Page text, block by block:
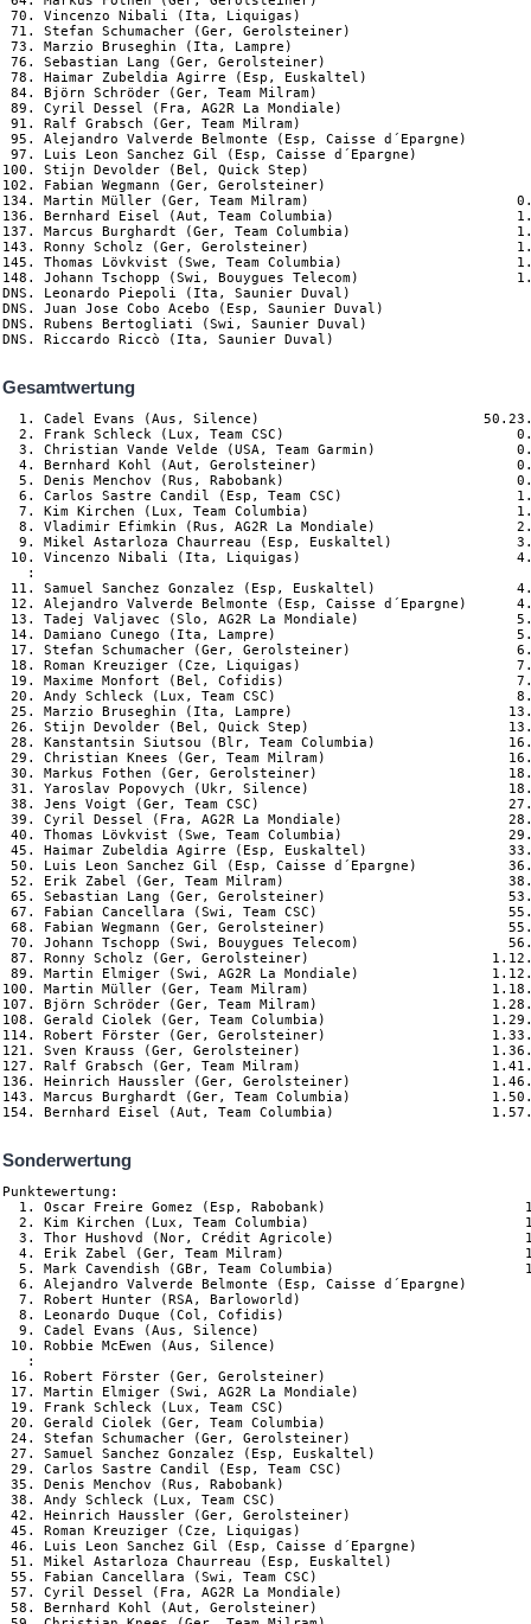
70. Vincenzo Nibali (Ita, Liquigas)
71. Stefan Schumacher (Ger, Gerolsteiner)
73. Marzio Bruseghin (Ita, Lampre)
76. Sebastian Lang (Ger, Gerolsteiner)
78. Haimar Zubeldia Agirre (Esp, Euskaltel)
84. Björn Schröder (Ger, Team Milram)
89. Cyril Dessel (Fra, AG2R La Mondiale)
91. Ralf Grabsch (Ger, Team Milram)
95. Alejandro Valverde Belmonte (Esp, Caisse d´Epargne)
97. Luis Leon Sanchez Gil (Esp, Caisse d´Epargne)
100. Stijn Devolder (Bel, Quick Step)
102. Fabian Wegmann (Ger, Gerolsteiner)
134. Martin Müller (Ger, Team Milram)
136. Bernhard Eisel (Aut, Team Columbia)
137. Marcus Burghardt (Ger, Team Columbia)
143. Ronny Scholz (Ger, Gerolsteiner)
145. Thomas Lövkvist (Swe, Team Columbia)
148. Johann Tschopp (Swi, Bouygues Telecom)
DNS. Leonardo Piepoli (Ita, Saunier Duval)
DNS. Juan Jose Cobo Acebo (Esp, Saunier Duval)
DNS. Rubens Bertogliati (Swi, Saunier Duval)
Gesamtwertung
1. Cadel Evans (Aus, Silence)
2. Frank Schleck (Lux, Team CSC)
3. Christian Vande Velde (USA, Team Garmin)
4. Bernhard Kohl (Aut, Gerolsteiner)
5. Denis Menchov (Rus, Rabobank)
6. Carlos Sastre Candil (Esp, Team CSC)
7. Kim Kirchen (Lux, Team Columbia)
8. Vladimir Efimkin (Rus, AG2R La Mondiale)
9. Mikel Astarloza Chaurreau (Esp, Euskaltel)
10. Vincenzo Nibali (Ita, Liquigas)
   :
11. Samuel Sanchez Gonzalez (Esp, Euskaltel)
12. Alejandro Valverde Belmonte (Esp, Caisse d´Epargne)
13. Tadej Valjavec (Slo, AG2R La Mondiale)
14. Damiano Cunego (Ita, Lampre)
17. Stefan Schumacher (Ger, Gerolsteiner)
18. Roman Kreuziger (Cze, Liquigas)
19. Maxime Monfort (Bel, Cofidis)
20. Andy Schleck (Lux, Team CSC)
25. Marzio Bruseghin (Ita, Lampre)
26. Stijn Devolder (Bel, Quick Step)
28. Kanstantsin Siutsou (Blr, Team Columbia)
29. Christian Knees (Ger, Team Milram)
30. Markus Fothen (Ger, Gerolsteiner)
31. Yaroslav Popovych (Ukr, Silence)
38. Jens Voigt (Ger, Team CSC)
39. Cyril Dessel (Fra, AG2R La Mondiale)
40. Thomas Lövkvist (Swe, Team Columbia)
45. Haimar Zubeldia Agirre (Esp, Euskaltel)
50. Luis Leon Sanchez Gil (Esp, Caisse d´Epargne)
52. Erik Zabel (Ger, Team Milram)
65. Sebastian Lang (Ger, Gerolsteiner)
67. Fabian Cancellara (Swi, Team CSC)
68. Fabian Wegmann (Ger, Gerolsteiner)
70. Johann Tschopp (Swi, Bouygues Telecom)
87. Ronny Scholz (Ger, Gerolsteiner)
89. Martin Elmiger (Swi, AG2R La Mondiale)
100. Martin Müller (Ger, Team Milram)
107. Björn Schröder (Ger, Team Milram)
108. Gerald Ciolek (Ger, Team Columbia)
114. Robert Förster (Ger, Gerolsteiner)
121. Sven Krauss (Ger, Gerolsteiner)
127. Ralf Grabsch (Ger, Team Milram)
136. Heinrich Haussler (Ger, Gerolsteiner)
143. Marcus Burghardt (Ger, Team Columbia)
Sonderwertung
Punktewertung:
1. Oscar Freire Gomez (Esp, Rabobank)
2. Kim Kirchen (Lux, Team Columbia)
3. Thor Hushovd (Nor, Crédit Agricole)
4. Erik Zabel (Ger, Team Milram)
5. Mark Cavendish (GBr, Team Columbia)
6. Alejandro Valverde Belmonte (Esp, Caisse d´Epargne)
7. Robert Hunter (RSA, Barloworld)
8. Leonardo Duque (Col, Cofidis)
9. Cadel Evans (Aus, Silence)
10. Robbie McEwen (Aus, Silence)
   :
16. Robert Förster (Ger, Gerolsteiner)
17. Martin Elmiger (Swi, AG2R La Mondiale)
19. Frank Schleck (Lux, Team CSC)
20. Gerald Ciolek (Ger, Team Columbia)
24. Stefan Schumacher (Ger, Gerolsteiner)
27. Samuel Sanchez Gonzalez (Esp, Euskaltel)
29. Carlos Sastre Candil (Esp, Team CSC)
35. Denis Menchov (Rus, Rabobank)
38. Andy Schleck (Lux, Team CSC)
42. Heinrich Haussler (Ger, Gerolsteiner)
45. Roman Kreuziger (Cze, Liquigas)
46. Luis Leon Sanchez Gil (Esp, Caisse d´Epargne)
51. Mikel Astarloza Chaurreau (Esp, Euskaltel)
55. Fabian Cancellara (Swi, Team CSC)
57. Cyril Dessel (Fra, AG2R La Mondiale)
58. Bernhard Kohl (Aut, Gerolsteiner)